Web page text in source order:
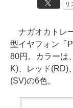
リ
ナガオカトレ
型イヤフォン「
80円。カラーは
K)、レッド(RD)
(SV)の6色。